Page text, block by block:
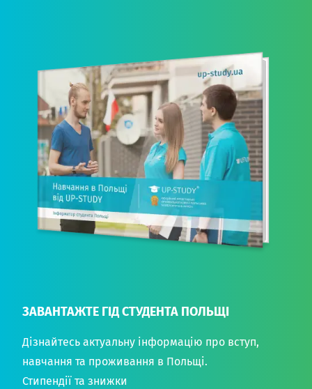
ЗАВАНТАЖТЕ ГІД СТУДЕНТА ПОЛЬЩІ
Дізнайтесь актуальну інформацію про вступ,
навчання та проживання в Польщі.
Стипендії та знижки